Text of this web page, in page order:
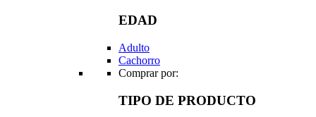
EDAD
Adulto
Cachorro
Comprar por:
TIPO DE PRODUCTO